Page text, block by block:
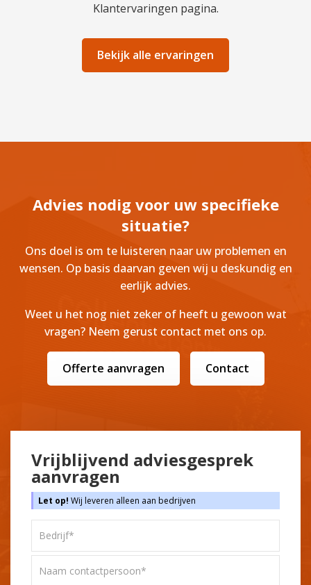
Klantervaringen pagina.
Bekijk alle ervaringen
Advies nodig voor uw specifieke
situatie?
Ons doel is om te luisteren naar uw problemen en
wensen. Op basis daarvan geven wij u deskundig en
eerlijk advies.
Weet u het nog niet zeker of heeft u gewoon wat
vragen? Neem gerust contact met ons op.
Offerte aanvragen Contact
Vrijblijvend adviesgesprek
aanvragen
Let op! Wij leveren alleen aan bedrijven
contactpersoon*